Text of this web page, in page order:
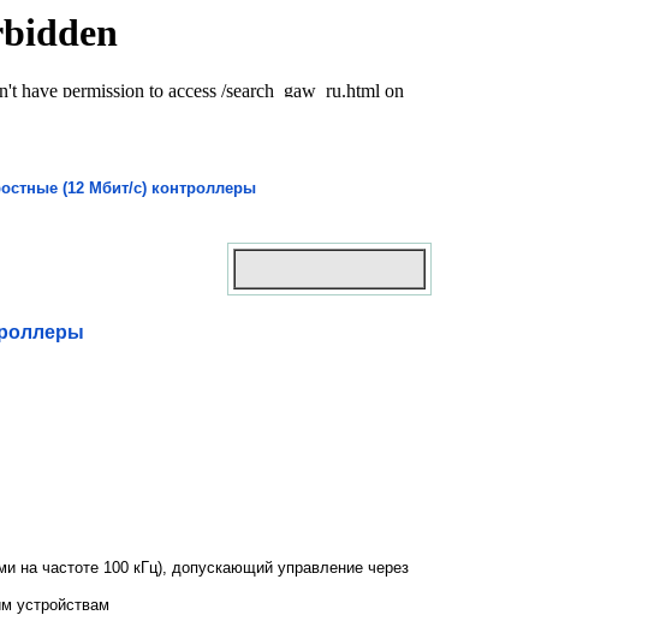
(12 Мбит/с) контроллеры
частоте 100 кГц), допускающий управление через
устройствам